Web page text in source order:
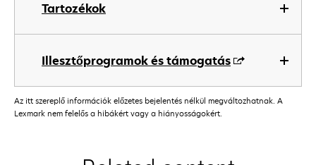
Tartozékok
Illesztőprogramok és támogatás
Az itt szereplő információk előzetes bejelentés nélkül megváltozhatnak. A
Lexmark nem felelős a hibákért vagy a hiányosságokért.